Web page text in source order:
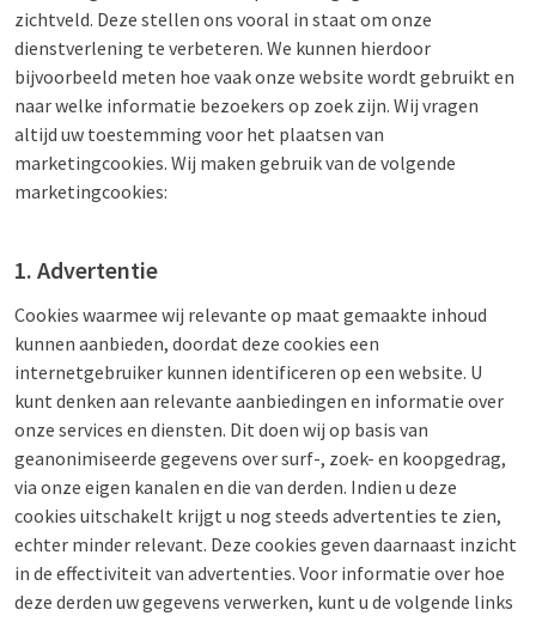
zichtveld. Deze stellen ons vooral in staat om onze
dienstverlening te verbeteren. We kunnen hierdoor
bijvoorbeeld meten hoe vaak onze website wordt gebruikt en
naar welke informatie bezoekers op zoek zijn. Wij vragen
altijd uw toestemming voor het plaatsen van
marketingcookies. Wij maken gebruik van de volgende
marketingcookies:
1. Advertentie
Cookies waarmee wij relevante op maat gemaakte inhoud
kunnen aanbieden, doordat deze cookies een
internetgebruiker kunnen identificeren op een website. U
kunt denken aan relevante aanbiedingen en informatie over
onze services en diensten. Dit doen wij op basis van
geanonimiseerde gegevens over surf-, zoek- en koopgedrag,
via onze eigen kanalen en die van derden. Indien u deze
cookies uitschakelt krijgt u nog steeds advertenties te zien,
echter minder relevant. Deze cookies geven daarnaast inzicht
in de effectiviteit van advertenties. Voor informatie over hoe
deze derden uw gegevens verwerken, kunt u de volgende links